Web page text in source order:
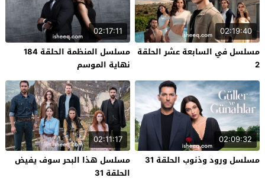
02:19:40
مسلسل في السابعة عشر الحلقة
2
02:17:11
مسلسل المنظمة الحلقة 184
نهاية الموسم
02:09:32
مسلسل ورود وذنوب الحلقة 31
02:11:17
مسلسل هذا البحر سوف يفيض
الحلقة 31